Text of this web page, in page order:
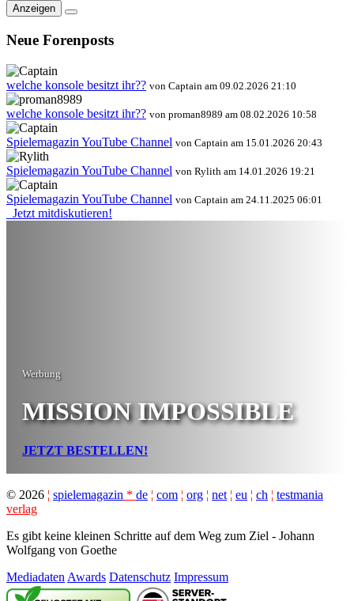
Anzeigen
Neue Forenposts
welche konsole besitzt ihr?? von Captain am 09.02.2026 21:10
welche konsole besitzt ihr?? von proman8989 am 08.02.2026 10:58
Spielemagazin YouTube Channel von Captain am 15.01.2026 20:43
Spielemagazin YouTube Channel von Rylith am 14.01.2026 19:21
Spielemagazin YouTube Channel von Captain am 24.11.2025 06:01
Jetzt mitdiskutieren!
Werbung
MISSION IMPOSSIBLE
JETZT BESTELLEN!
© 2026 ¦ spielemagazin * de ¦ com ¦ org ¦ net ¦ eu ¦ ch ¦ testmania
verlag
Es gibt keine kleinen Schritte auf dem Weg zum Ziel - Johann
Wolfgang von Goethe
Mediadaten Awards Datenschutz Impressum